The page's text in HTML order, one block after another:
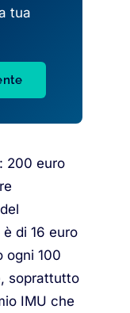
tua
200 euro
è di 16 euro
ogni 100
soprattutto
IMU che